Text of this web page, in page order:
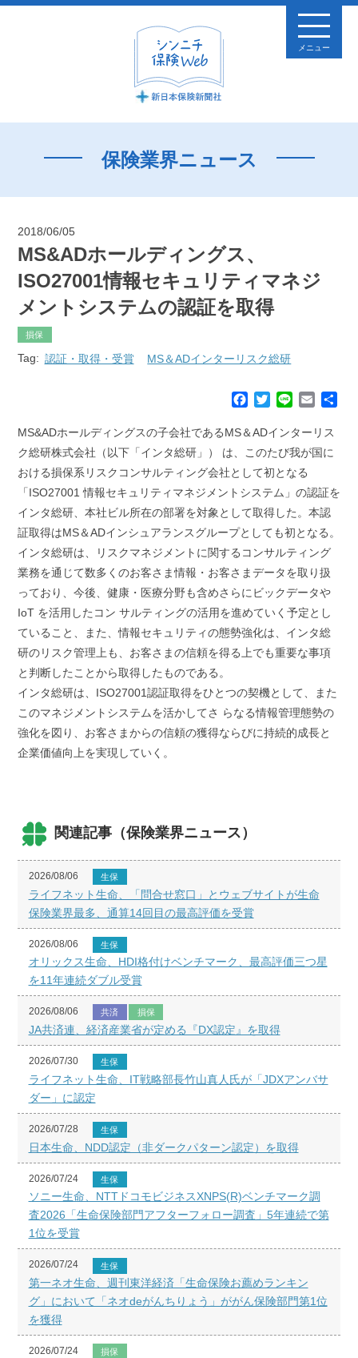
メニュー
保険業界ニュース
2018/06/05
MS&ADホールディングス、
ISO27001情報セキュリティマネジ
メントシステムの認証を取得
損保
Tag: 認証・取得・受賞 MS＆ADインターリスク総研
c
e
o
o
k
T
i
t
e
r
n
e
E
a
i
MS&ADホールディングスの子会社であるMS＆ADインターリス
ク総研株式会社（以下「インタ総研」） は、このたび我が国に
おける損保系リスクコンサルティング会社として初となる
「ISO27001 情報セキュリティマネジメントシステム」の認証を
インタ総研、本社ビル所在の部署を対象として取得した。本認
証取得はMS＆ADインシュアランスグループとしても初となる。
インタ総研は、リスクマネジメントに関するコンサルティング
業務を通じて数多くのお客さま情報・お客さまデータを取り扱
っており、今後、健康・医療分野も含めさらにビックデータや
IoT を活用したコン サルティングの活用を進めていく予定とし
ていること、また、情報セキュリティの態勢強化は、インタ総
研のリスク管理上も、お客さまの信頼を得る上でも重要な事項
と判断したことから取得したものである。
インタ総研は、ISO27001認証取得をひとつの契機として、また
このマネジメントシステムを活かしてさ らなる情報管理態勢の
強化を図り、お客さまからの信頼の獲得ならびに持続的成長と
企業価値向上を実現していく。
関連記事（保険業界ニュース）
2026/08/06 生保
ライフネット生命、「問合せ窓口」とウェブサイトが生命
保険業界最多、通算14回目の最高評価を受賞
2026/08/06 生保
オリックス生命、HDI格付けベンチマーク、最高評価三つ星
を11年連続ダブル受賞
2026/08/06 共済 損保
JA共済連、経済産業省が定める『DX認定』を取得
2026/07/30 生保
ライフネット生命、IT戦略部長竹山真人氏が「JDXアンバサ
ダー」に認定
2026/07/28 生保
日本生命、NDD認定（非ダークパターン認定）を取得
2026/07/24 生保
ソニー生命、NTTドコモビジネスXNPS(R)ベンチマーク調
査2026「生命保険部門アフターフォロー調査」5年連続で第
1位を受賞
2026/07/24 生保
第一ネオ生命、週刊東洋経済「生命保険お薦めランキン
グ」において「ネオdeがんちりょう」ががん保険部門第1位
を獲得
2026/07/24 損保